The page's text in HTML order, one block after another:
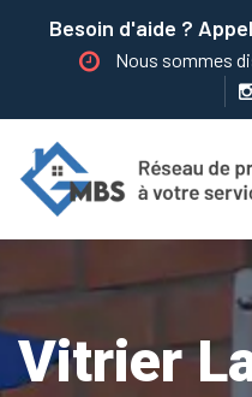
Besoin d'aide ?
Nous sommes
Vitrier